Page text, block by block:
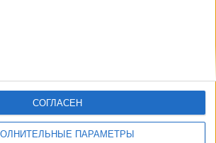
ПАРАМЕТРЫ
СОГЛАСЕН